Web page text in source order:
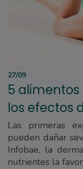
27/09
5
los efectos
Las primeras
pueden dañar
Infobae, la
nutrientes la